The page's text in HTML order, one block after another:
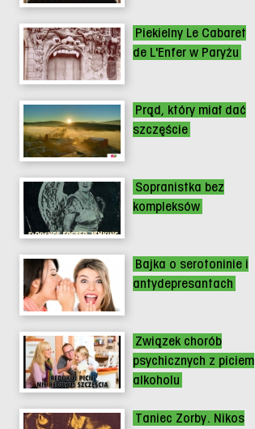
Piekielny Le Cabaret
de L'Enfer w Paryżu
Prąd, który miał dać
szczęście
Sopranistka bez
kompleksów
Bajka o serotoninie i
antydepresantach
Związek chorób
psychicznych z piciem
alkoholu
Taniec Zorby. Nikos